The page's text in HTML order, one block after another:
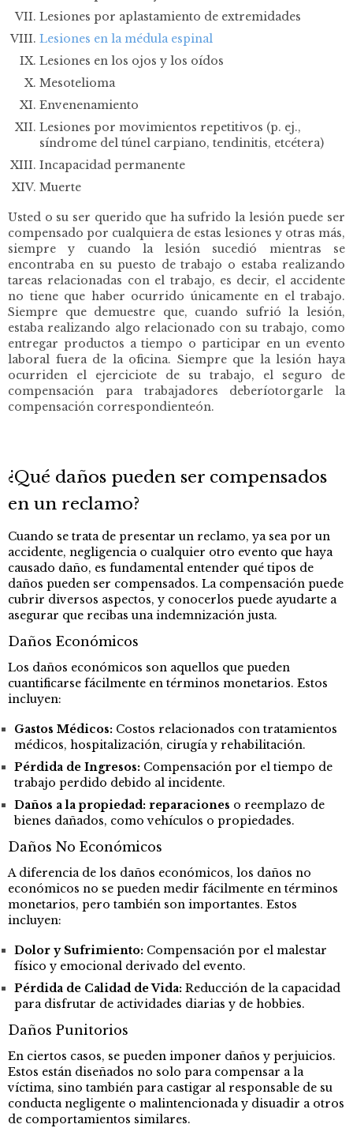
Lesiones por aplastamiento de extremidades
Lesiones en la médula espinal
Lesiones en los ojos y los oídos
Mesotelioma
Envenenamiento
Lesiones por movimientos repetitivos (p. ej.,
síndrome del túnel carpiano, tendinitis, etcétera)
Incapacidad permanente
Muerte
Usted o su ser querido que ha sufrido la lesión puede ser
compensado por cualquiera de estas lesiones y otras más,
siempre y cuando la lesión sucedió mientras se
encontraba en su puesto de trabajo o estaba realizando
tareas relacionadas con el trabajo, es decir, el accidente
no tiene que haber ocurrido únicamente en el trabajo.
Siempre que demuestre que, cuando sufrió la lesión,
estaba realizando algo relacionado con su trabajo, como
entregar productos a tiempo o participar en un evento
laboral fuera de la oficina. Siempre que la lesión haya
ocurriden el ejerciciote de su trabajo, el seguro de
compensación para trabajadores deberíotorgarle la
compensación correspondienteón.
¿Qué daños pueden ser compensados
en un reclamo?
Cuando se trata de presentar un reclamo, ya sea por un
accidente, negligencia o cualquier otro evento que haya
causado daño, es fundamental entender qué tipos de
daños pueden ser compensados. La compensación puede
cubrir diversos aspectos, y conocerlos puede ayudarte a
asegurar que recibas una indemnización justa.
Daños Económicos
Los daños económicos son aquellos que pueden
cuantificarse fácilmente en términos monetarios. Estos
incluyen:
Gastos Médicos: Costos relacionados con tratamientos
médicos, hospitalización, cirugía y rehabilitación.
Pérdida de Ingresos: Compensación por el tiempo de
trabajo perdido debido al incidente.
Daños a la propiedad: reparaciones o reemplazo de
bienes dañados, como vehículos o propiedades.
Daños No Económicos
A diferencia de los daños económicos, los daños no
económicos no se pueden medir fácilmente en términos
monetarios, pero también son importantes. Estos
incluyen:
Dolor y Sufrimiento: Compensación por el malestar
físico y emocional derivado del evento.
Pérdida de Calidad de Vida: Reducción de la capacidad
para disfrutar de actividades diarias y de hobbies.
Daños Punitorios
En ciertos casos, se pueden imponer daños y perjuicios.
Estos están diseñados no solo para compensar a la
víctima, sino también para castigar al responsable de su
conducta negligente o malintencionada y disuadir a otros
de comportamientos similares.